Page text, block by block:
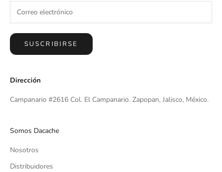
SUSCRIBIRSE
Dirección
Campanario #2616 Col. El Campanario. Zapopan, Jalisco, México.
Somos Dacache
Nosotros
Distribuidores